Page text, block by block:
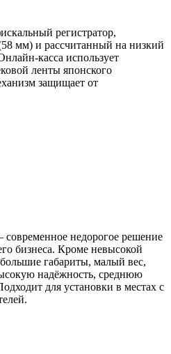
регистратор,
мм) и рассчитанный на низкий
касса использует
ленты японского
защищает от
недорогое решение
бизнеса. Кроме невысокой
габариты, малый вес,
надёжность, среднюю
для установки в местах с